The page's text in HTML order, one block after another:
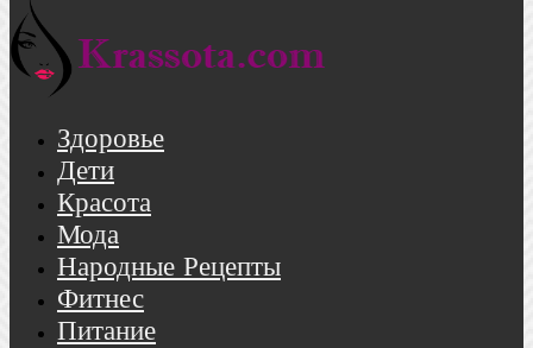
Здоровье
Дети
Красота
Мода
Народные Рецепты
Фитнес
Питание